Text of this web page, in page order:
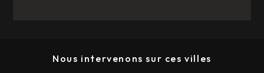
Nous intervenons sur ces villes